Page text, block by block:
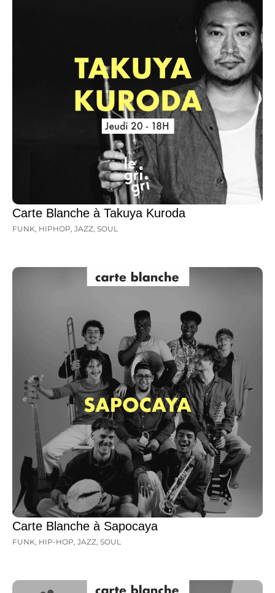
Carte Blanche à Takuya Kuroda
FUNK, HIPHOP, JAZZ, SOUL
Carte Blanche à Sapocaya
FUNK, HIP-HOP, JAZZ, SOUL